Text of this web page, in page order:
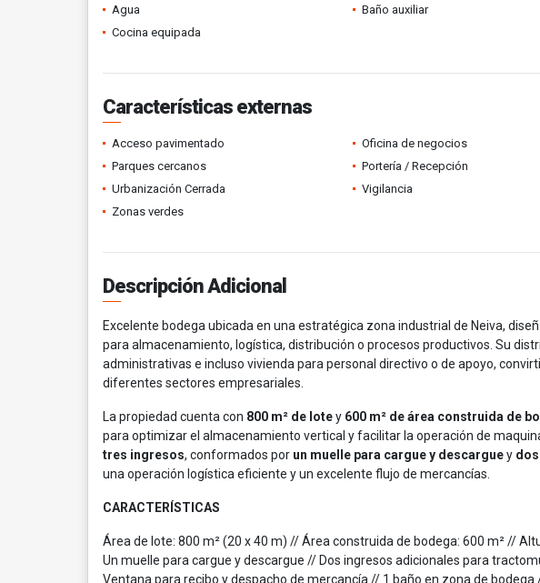
Agua Baño auxiliar
Cocina equipada
Características externas
Acceso pavimentado Oficina de negocios
Parques cercanos
Portería / Recepción
Urbanización Cerrada
Vigilancia
Zonas verdes
Descripción Adicional
Excelente bodega ubicada en una estratégica zona industrial de Neiva,
para almacenamiento, logística, distribución o procesos productivos. Su
administrativas e incluso vivienda para personal directivo o de apoyo,
diferentes sectores empresariales.
La propiedad cuenta con 800 m² de lotey 600 m² de área construida de
para optimizar el almacenamiento vertical y facilitar la operación de
tres ingresos, conformados por un muelle para cargue y descarguey
una operación logística eficiente y un excelente flujo de mercancías.
CARACTERÍSTICAS
Área de lote: 800 m² (20 x 40 m) // Área construida de bodega: 600 m² //
Un muelle para cargue y descargue // Dos ingresos adicionales para
Ventana para recibo y despacho de mercancía // 1 baño en zona de